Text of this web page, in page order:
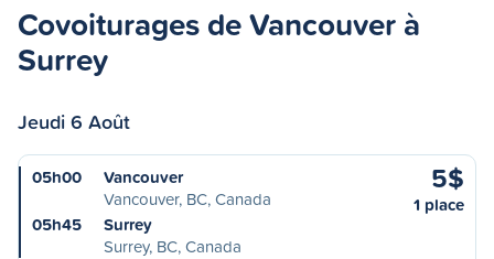
Covoiturages de Vancouver à
Surrey
Jeudi 6 Août
05h00
Vancouver
Vancouver, BC, Canada
05h45
Surrey
Surrey, BC, Canada
5$
1 place